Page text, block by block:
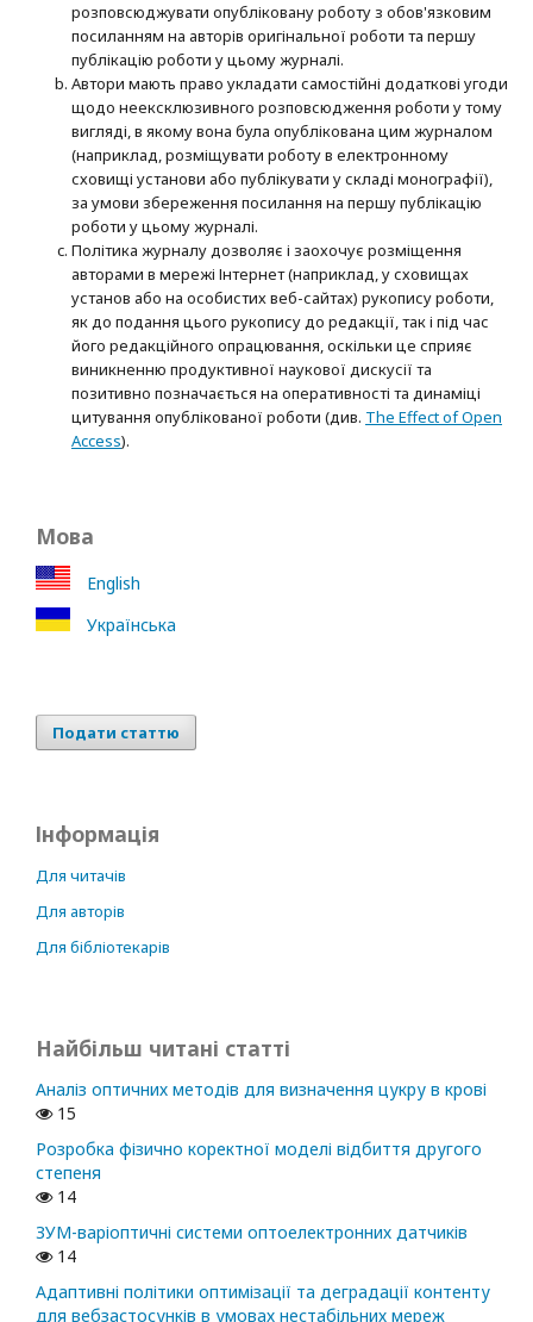
розповсюджувати опубліковану роботу з обов'язковим
посиланням на авторів оригінальної роботи та першу
публікацію роботи у цьому журналі.
Автори мають право укладати самостійні додаткові угоди
щодо неексклюзивного розповсюдження роботи у тому
вигляді, в якому вона була опублікована цим журналом
(наприклад, розміщувати роботу в електронному
сховищі установи або публікувати у складі монографії),
за умови збереження посилання на першу публікацію
роботи у цьому журналі.
Політика журналу дозволяє і заохочує розміщення
авторами в мережі Інтернет (наприклад, у сховищах
установ або на особистих веб-сайтах) рукопису роботи,
як до подання цього рукопису до редакції, так і під час
його редакційного опрацювання, оскільки це сприяє
виникненню продуктивної наукової дискусії та
позитивно позначається на оперативності та динаміці
цитування опублікованої роботи (див. The Effect of Open
Access).
Мова
English
Українська
Подати статтю
Інформація
Для читачів
Для авторів
Для бібліотекарів
Найбільш читані статті
Аналіз оптичних методів для визначення цукру в крові
15
Розробка фізично коректної моделі відбиття другого
степеня
14
ЗУМ-варіоптичні системи оптоелектронних датчиків
14
Адаптивні політики оптимізації та деградації контенту
для вебзастосунків в умовах нестабільних мереж